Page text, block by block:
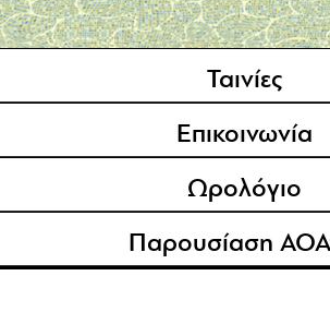
Ταινίες
Επικοινωνία
Ωρολόγιο
Παρουσίαση